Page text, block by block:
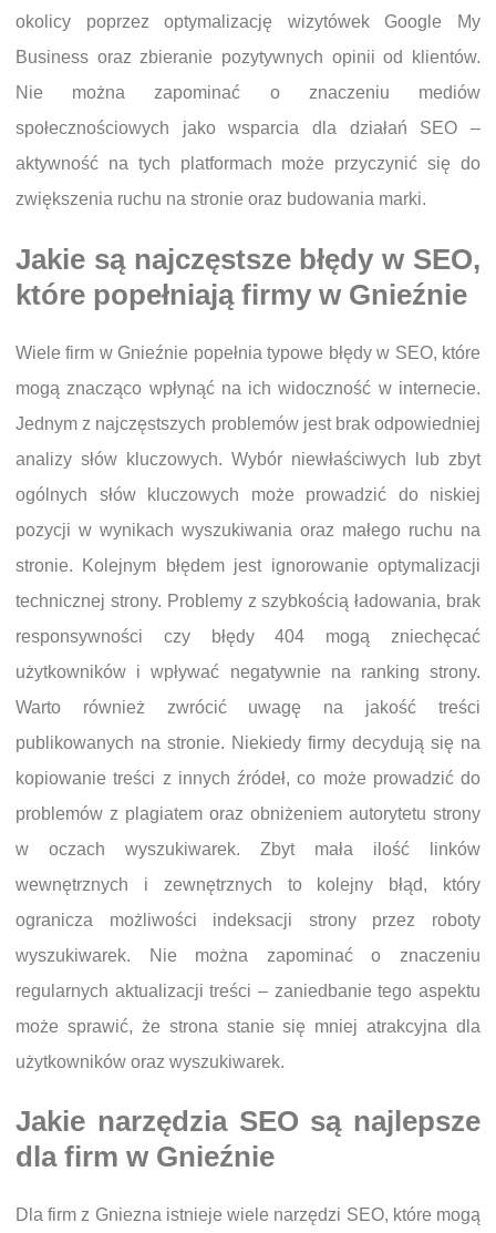
okolicy poprzez optymalizację wizytówek Google My
Business oraz zbieranie pozytywnych opinii od klientów.
Nie można zapominać o znaczeniu mediów
społecznościowych jako wsparcia dla działań SEO –
aktywność na tych platformach może przyczynić się do
zwiększenia ruchu na stronie oraz budowania marki.
Jakie są najczęstsze błędy w SEO,
które popełniają firmy w Gnieźnie
Wiele firm w Gnieźnie popełnia typowe błędy w SEO, które
mogą znacząco wpłynąć na ich widoczność w internecie.
Jednym z najczęstszych problemów jest brak odpowiedniej
analizy słów kluczowych. Wybór niewłaściwych lub zbyt
ogólnych słów kluczowych może prowadzić do niskiej
pozycji w wynikach wyszukiwania oraz małego ruchu na
stronie. Kolejnym błędem jest ignorowanie optymalizacji
technicznej strony. Problemy z szybkością ładowania, brak
responsywności czy błędy 404 mogą zniechęcać
użytkowników i wpływać negatywnie na ranking strony.
Warto również zwrócić uwagę na jakość treści
publikowanych na stronie. Niekiedy firmy decydują się na
kopiowanie treści z innych źródeł, co może prowadzić do
problemów z plagiatem oraz obniżeniem autorytetu strony
w oczach wyszukiwarek. Zbyt mała ilość linków
wewnętrznych i zewnętrznych to kolejny błąd, który
ogranicza możliwości indeksacji strony przez roboty
wyszukiwarek. Nie można zapominać o znaczeniu
regularnych aktualizacji treści – zaniedbanie tego aspektu
może sprawić, że strona stanie się mniej atrakcyjna dla
użytkowników oraz wyszukiwarek.
Jakie narzędzia SEO są najlepsze
dla firm w Gnieźnie
Dla firm z Gniezna istnieje wiele narzędzi SEO, które mogą